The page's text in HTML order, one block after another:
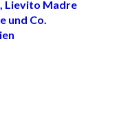
Lievito Madre
und Co.